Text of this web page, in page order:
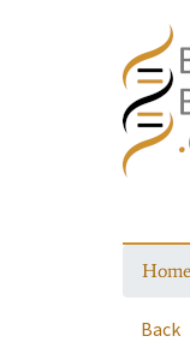
Home
Back